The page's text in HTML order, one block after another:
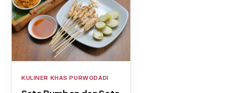
KULINER KHAS PURWODADI